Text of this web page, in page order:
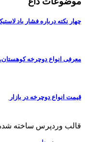
چهار نکته درباره فشار باد
معرفی انواع دوچرخه
قیمت انواع دوچرخه در بازار
قالب وردپرس ساخته